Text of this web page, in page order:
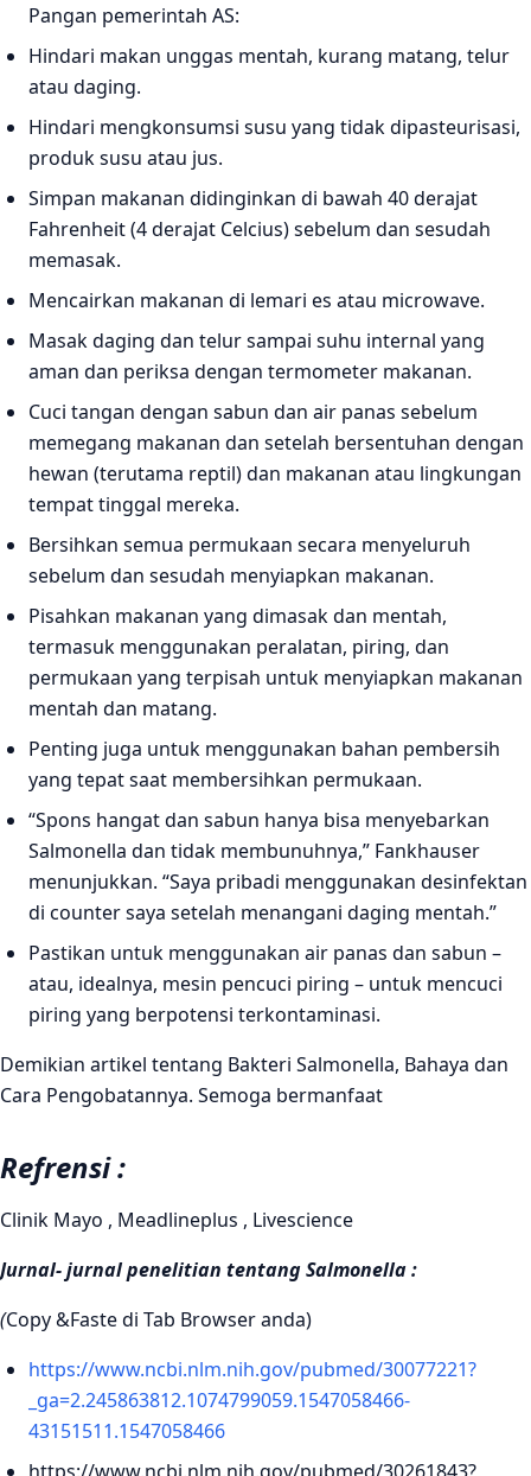
Pangan pemerintah AS:
Hindari makan unggas mentah, kurang matang, telur
atau daging.
Hindari mengkonsumsi susu yang tidak dipasteurisasi,
produk susu atau jus.
Simpan makanan didinginkan di bawah 40 derajat
Fahrenheit (4 derajat Celcius) sebelum dan sesudah
memasak.
Mencairkan makanan di lemari es atau microwave.
Masak daging dan telur sampai suhu internal yang
aman dan periksa dengan termometer makanan.
Cuci tangan dengan sabun dan air panas sebelum
memegang makanan dan setelah bersentuhan dengan
hewan (terutama reptil) dan makanan atau lingkungan
tempat tinggal mereka.
Bersihkan semua permukaan secara menyeluruh
sebelum dan sesudah menyiapkan makanan.
Pisahkan makanan yang dimasak dan mentah,
termasuk menggunakan peralatan, piring, dan
permukaan yang terpisah untuk menyiapkan makanan
mentah dan matang.
Penting juga untuk menggunakan bahan pembersih
yang tepat saat membersihkan permukaan.
“Spons hangat dan sabun hanya bisa menyebarkan
Salmonella dan tidak membunuhnya,” Fankhauser
menunjukkan. “Saya pribadi menggunakan desinfektan
di counter saya setelah menangani daging mentah.”
Pastikan untuk menggunakan air panas dan sabun –
atau, idealnya, mesin pencuci piring – untuk mencuci
piring yang berpotensi terkontaminasi.
Demikian artikel tentang Bakteri Salmonella, Bahaya dan
Cara Pengobatannya. Semoga bermanfaat
Refrensi :
Clinik Mayo , Meadlineplus , Livescience
Jurnal- jurnal penelitian tentang Salmonella :
(Copy &Faste di Tab Browser anda)
https://www.ncbi.nlm.nih.gov/pubmed/30077221?
_ga=2.245863812.1074799059.1547058466-
43151511.1547058466